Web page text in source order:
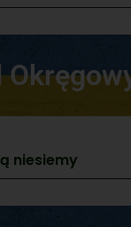
niesiemy